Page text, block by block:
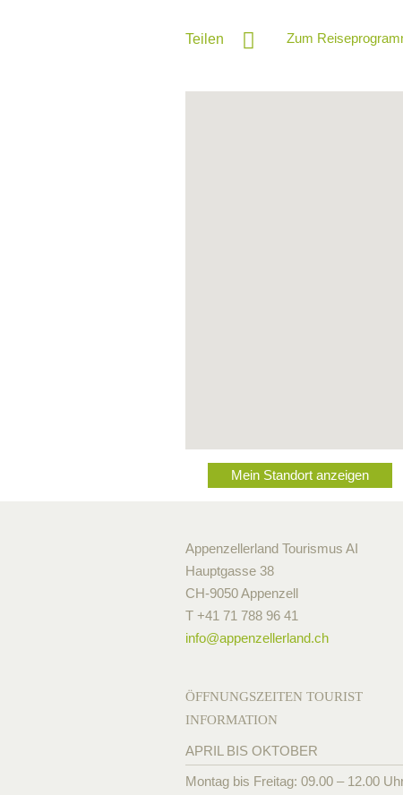
Teilen Zum
Mein Standort anzeigen
Appenzellerland Tourismus AI
Hauptgasse 38
CH-9050 Appenzell
T +41 71 788 96 41
info@appenzellerland.ch
ÖFFNUNGSZEITEN TOURIST
INFORMATION
APRIL BIS OKTOBER
Montag bis Freitag: 09.00 – 12.00